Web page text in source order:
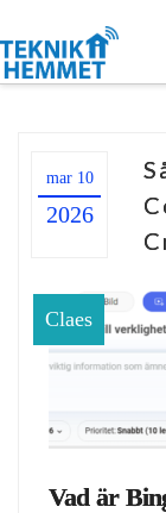
mar 10
2026
Claes
Vad är